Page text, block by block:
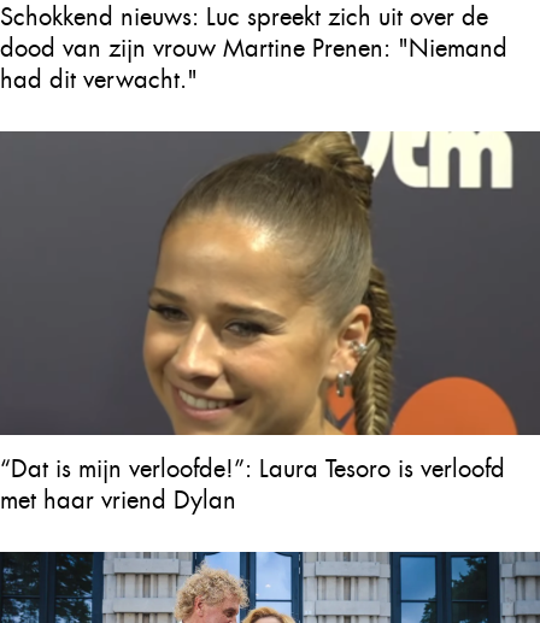
Schokkend nieuws: Luc spreekt zich uit over de
dood van zijn vrouw Martine Prenen: "Niemand
had dit verwacht."
“Dat is mijn verloofde!”: Laura Tesoro is verloofd
met haar vriend Dylan